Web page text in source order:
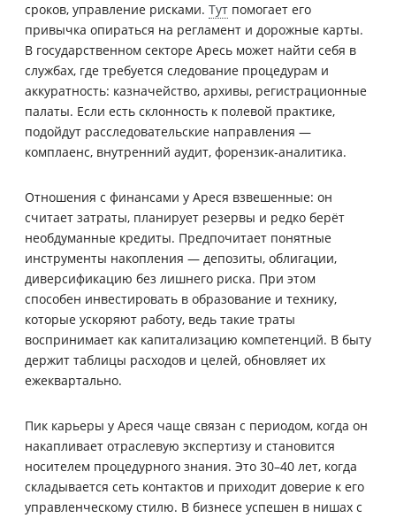
сроков, управление рисками. Тут помогает его
привычка опираться на регламент и дорожные карты.
В государственном секторе Аресь может найти себя в
службах, где требуется следование процедурам и
аккуратность: казначейство, архивы, регистрационные
палаты. Если есть склонность к полевой практике,
подойдут расследовательские направления —
комплаенс, внутренний аудит, форензик‑аналитика.
Отношения с финансами у Ареся взвешенные: он
считает затраты, планирует резервы и редко берёт
необдуманные кредиты. Предпочитает понятные
инструменты накопления — депозиты, облигации,
диверсификацию без лишнего риска. При этом
способен инвестировать в образование и технику,
которые ускоряют работу, ведь такие траты
воспринимает как капитализацию компетенций. В быту
держит таблицы расходов и целей, обновляет их
ежеквартально.
Пик карьеры у Ареся чаще связан с периодом, когда он
накапливает отраслевую экспертизу и становится
носителем процедурного знания. Это 30–40 лет, когда
складывается сеть контактов и приходит доверие к его
управленческому стилю. В бизнесе успешен в нишах с